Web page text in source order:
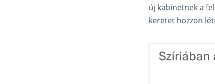
új kabinetnek a
keretet hozzon